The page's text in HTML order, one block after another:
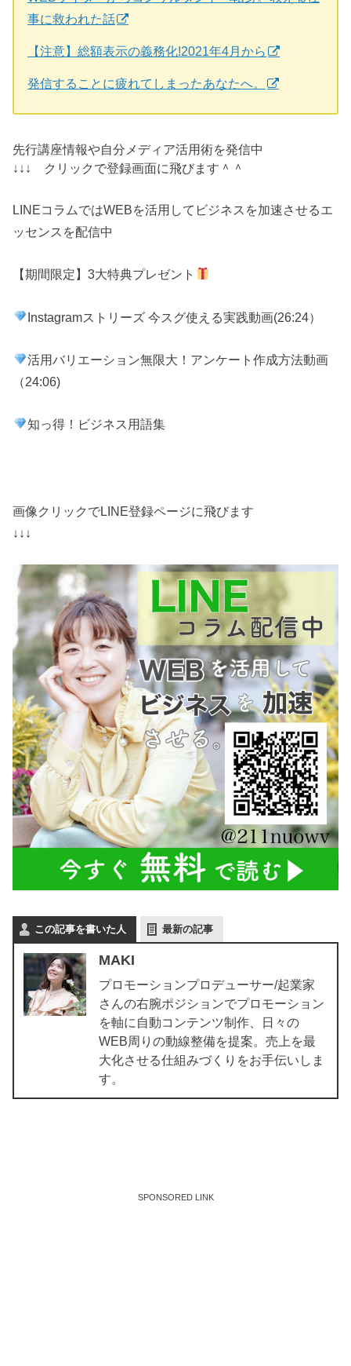
事に救われた話
【注意】総額表示の義務化!2021年4月から
発信することに疲れてしまったあなたへ。
先行講座情報や自分メディア活用術を発信中
↓↓↓ クリックで登録画面に飛びます＾＾
LINEコラムではWEBを活用してビジネスを加速させるエ
ッセンスを配信中
【期間限定】3大特典プレゼント
Instagramストリーズ 今スグ使える実践動画(26:24）
活用バリエーション無限大！アンケート作成方法動画
（24:06)
知っ得！ビジネス用語集
画像クリックでLINE登録ページに飛びます
↓↓↓
この記事を書いた人 最新の記事
MAKI
プロモーションプロデューサー/起業家
さんの右腕ポジションでプロモーション
を軸に自動コンテンツ制作、日々の
WEB周りの動線整備を提案。売上を最
大化させる仕組みづくりをお手伝いしま
す。
SPONSORED LINK